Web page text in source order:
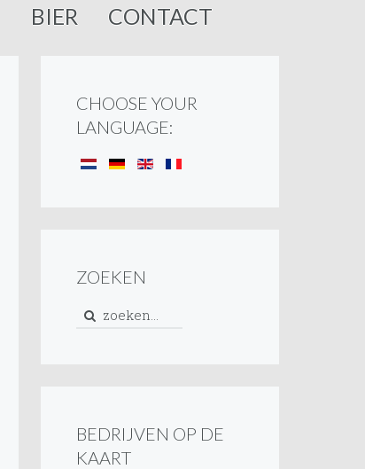
BIER CONTACT
CHOOSE YOUR
LANGUAGE:
ZOEKEN
BEDRIJVEN OP DE
KAART